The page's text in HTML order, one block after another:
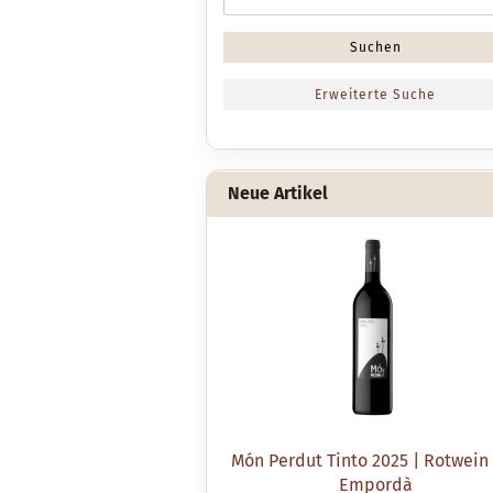
Suchen
Erweiterte Suche
Neue Artikel
Món Perdut Tinto 2025 | Rotwein
Empordà